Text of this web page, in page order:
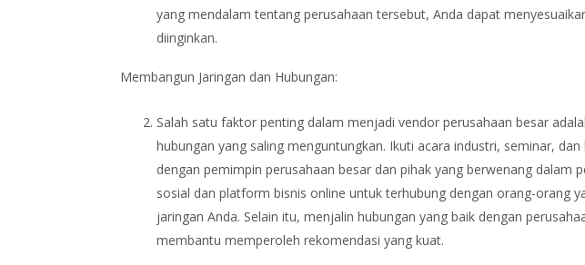
yang mendalam tentang perusahaan tersebut, Anda dapat
diinginkan.
Membangun Jaringan dan Hubungan:
Salah satu faktor penting dalam menjadi vendor perusahaan besar
hubungan yang saling menguntungkan. Ikuti acara industri, seminar,
dengan pemimpin perusahaan besar dan pihak yang berwenang dalam
sosial dan platform bisnis online untuk terhubung dengan orang-orang
jaringan Anda. Selain itu, menjalin hubungan yang baik dengan
membantu memperoleh rekomendasi yang kuat.